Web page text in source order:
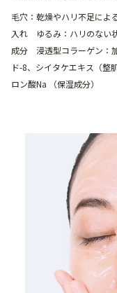
毛穴：乾燥やハリ不足に
入れ ゆるみ：ハリのない
成分 浸透型コラーゲン：
ド-8、シイタケエキス（
ロン酸Na （保湿成分）